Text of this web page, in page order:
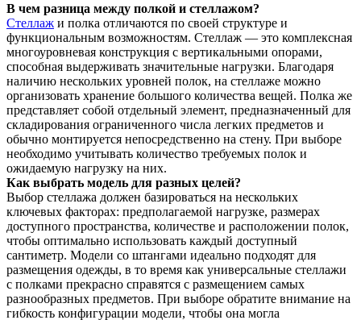
В чем разница между полкой и стеллажом?
Стеллаж и полка отличаются по своей структуре и
функциональным возможностям. Стеллаж — это комплексная
многоуровневая конструкция с вертикальными опорами,
способная выдерживать значительные нагрузки. Благодаря
наличию нескольких уровней полок, на стеллаже можно
организовать хранение большого количества вещей. Полка же
представляет собой отдельный элемент, предназначенный для
складирования ограниченного числа легких предметов и
обычно монтируется непосредственно на стену. При выборе
необходимо учитывать количество требуемых полок и
ожидаемую нагрузку на них.
Как выбрать модель для разных целей?
Выбор стеллажа должен базироваться на нескольких
ключевых факторах: предполагаемой нагрузке, размерах
доступного пространства, количестве и расположении полок,
чтобы оптимально использовать каждый доступный
сантиметр. Модели со штангами идеально подходят для
размещения одежды, в то время как универсальные стеллажи
с полками прекрасно справятся с размещением самых
разнообразных предметов. При выборе обратите внимание на
гибкость конфигурации модели, чтобы она могла